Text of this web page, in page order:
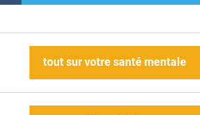
tout sur votre santé mentale